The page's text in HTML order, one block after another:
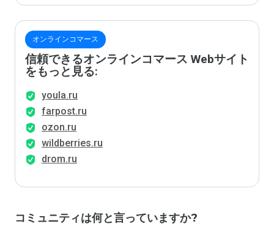
オンラインコマース
信頼できるオンラインコマース Webサイト
をもっと見る:
youla.ru
farpost.ru
ozon.ru
wildberries.ru
drom.ru
コミュニティは何と言っていますか?